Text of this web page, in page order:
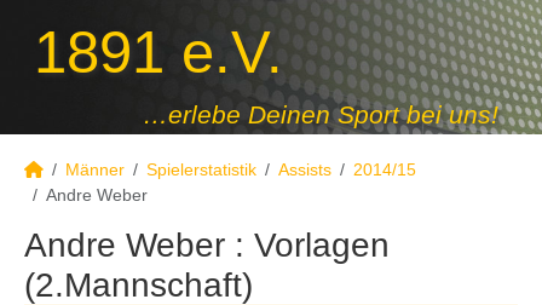
1891 e.V.
…erlebe Deinen Sport bei uns!
Männer Spielerstatistik Assists
2014/15
Andre Weber
Andre Weber : Vorlagen
(2.Mannschaft)